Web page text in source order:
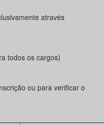
através
todos os cargos)
ou para verificar o